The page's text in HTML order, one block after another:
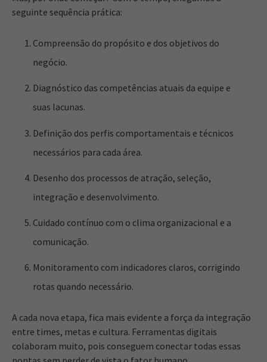
seguinte sequência prática:
Compreensão do propósito e dos objetivos do
negócio.
Diagnóstico das competências atuais da equipe e
suas lacunas.
Definição dos perfis comportamentais e técnicos
necessários para cada área.
Desenho dos processos de atração, seleção,
integração e desenvolvimento.
Cuidado contínuo com o clima organizacional e a
comunicação.
Monitoramento com indicadores claros, corrigindo
rotas quando necessário.
A cada nova etapa, fica mais evidente a força da integração
entre times, metas e cultura. Ferramentas digitais
colaboram muito, pois conseguem conectar todas essas